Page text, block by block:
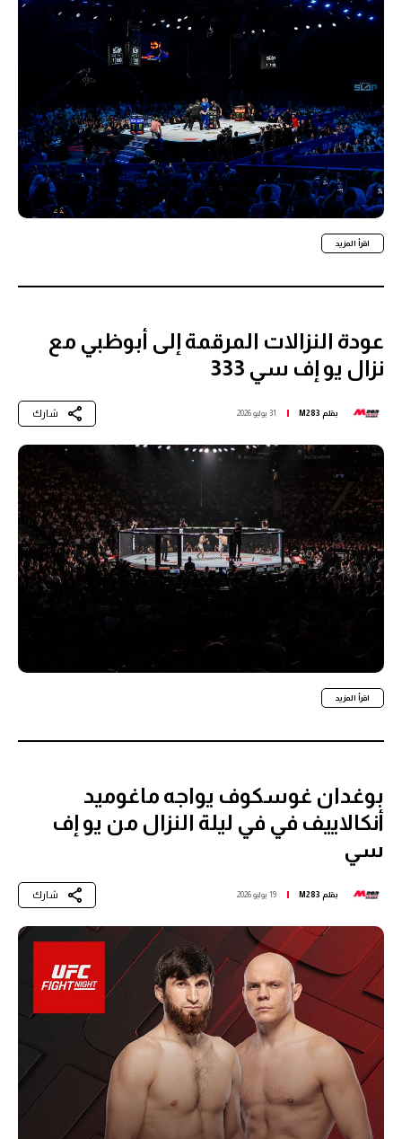
اقرأ المزيد
عودة النزالات المرقمة إلى أبوظبي مع
نزال يو إف سي 333
بقلم M283 31 يوليو 2026 شارك
اقرأ المزيد
بوغدان غوسكوف يواجه ماغوميد
أنكالاييف في في ليلة النزال من يو إف
سي
بقلم M283 19 يوليو 2026 شارك